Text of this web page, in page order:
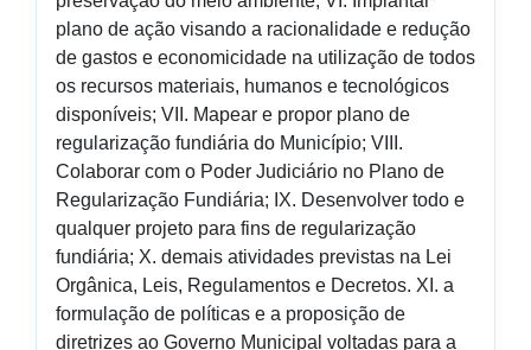
plano de ação visando a racionalidade e redução
de gastos e economicidade na utilização de todos
os recursos materiais, humanos e tecnológicos
disponíveis; VII. Mapear e propor plano de
regularização fundiária do Município; VIII.
Colaborar com o Poder Judiciário no Plano de
Regularização Fundiária; IX. Desenvolver todo e
qualquer projeto para fins de regularização
fundiária; X. demais atividades previstas na Lei
Orgânica, Leis, Regulamentos e Decretos. XI. a
formulação de políticas e a proposição de
diretrizes ao Governo Municipal voltadas para a